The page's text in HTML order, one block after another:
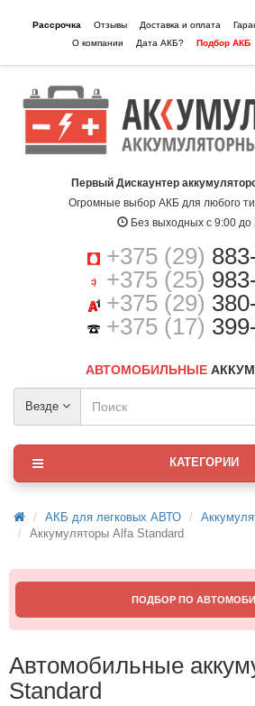
Рассрочка Отзывы Доставка и оплата
О компании
Дата АКБ? Подбор АКБ
Первый Дискаунтер
Огромные выбор АКБ для любого
Без выходных с 9:00 до
+375 (29)
+375 (25)
+375 (29)
+375 (17)
АВТОМОБИЛЬНЫЕ
Везде
КАТЕГОРИИ
АКБ для легковых АВТО
Аккумуляторы Alfa Standard
ПОДБОР ПО
Автомобильные
Standard